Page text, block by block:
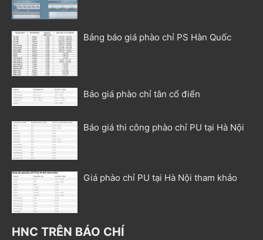
Bảng báo giá phào chỉ PS Hàn Quốc
Báo giá phào chỉ tân cổ điển
Báo giá thi công phào chỉ PU tại Hà Nội
Giá phào chỉ PU tại Hà Nội tham khảo
HNC TRÊN BÁO CHÍ